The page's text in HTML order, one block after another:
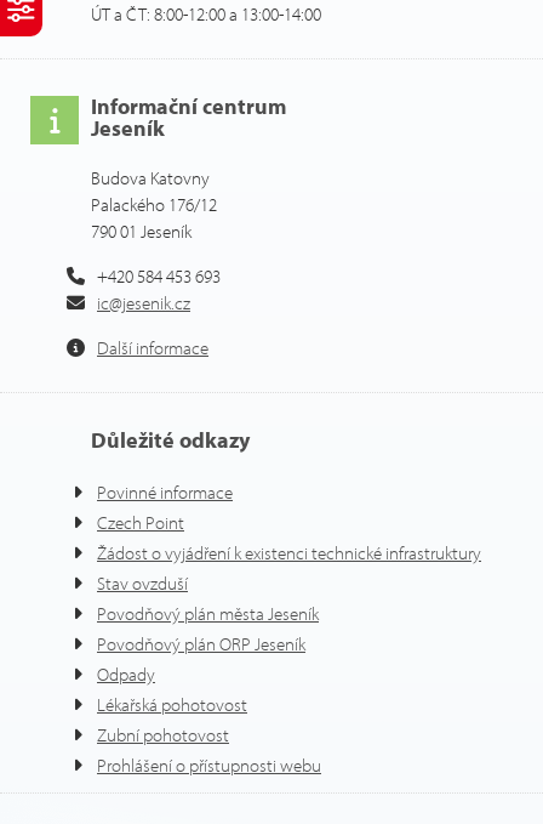
ÚT a ČT: 8:00-12:00 a 13:00-14:00
Informační centrum
Jeseník
Budova Katovny
Palackého 176/12
790 01 Jeseník
+420 584 453 693
ic@jesenik.cz
Další informace
Důležité odkazy
Povinné informace
Czech Point
Žádost o vyjádření k existenci technické infrastruktury
Stav ovzduší
Povodňový plán města Jeseník
Povodňový plán ORP Jeseník
Odpady
Lékařská pohotovost
Zubní pohotovost
Prohlášení o přístupnosti webu